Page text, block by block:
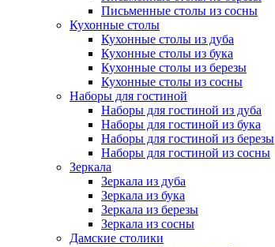
Письменные столы из сосны
Кухонные столы
Кухонные столы из дуба
Кухонные столы из бука
Кухонные столы из березы
Кухонные столы из сосны
Наборы для гостиной
Наборы для гостиной из дуба
Наборы для гостиной из бука
Наборы для гостиной из березы
Наборы для гостиной из сосны
Зеркала
Зеркала из дуба
Зеркала из бука
Зеркала из березы
Зеркала из сосны
Дамские столики